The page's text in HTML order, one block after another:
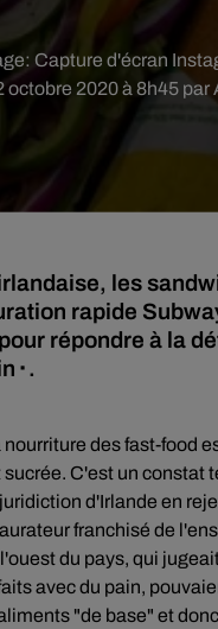
octobre 2020 à 8h45 par
Capture d'écran
les
rapide
répondre à la
des fast-food
C'est un constat
d'Irlande en
franchisé de
du pays, qui
avec du pain,
"de base" et